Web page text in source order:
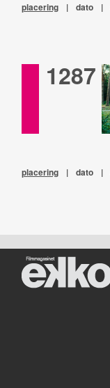
placering | dato |
1287
placering | dato |